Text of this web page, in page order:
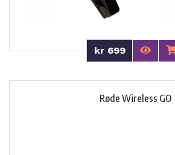
kr 699
Røde Wireless GO